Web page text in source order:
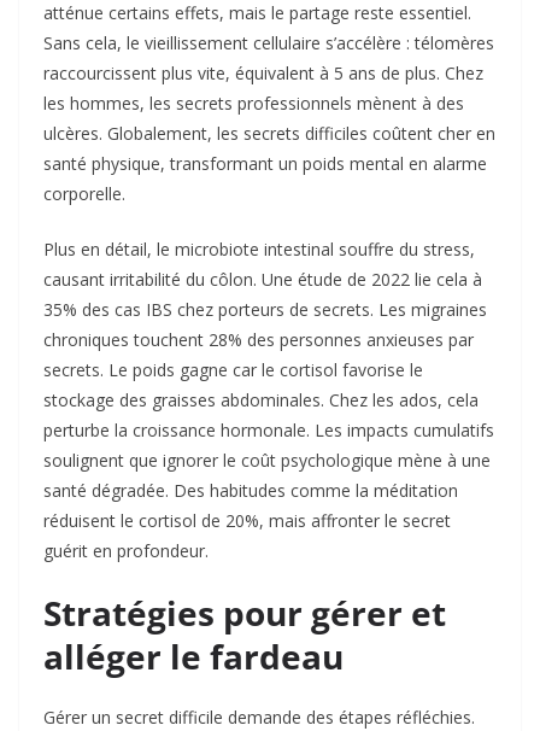
atténue certains effets, mais le partage reste essentiel.
Sans cela, le vieillissement cellulaire s’accélère : télomères
raccourcissent plus vite, équivalent à 5 ans de plus. Chez
les hommes, les secrets professionnels mènent à des
ulcères. Globalement, les secrets difficiles coûtent cher en
santé physique, transformant un poids mental en alarme
corporelle.
Plus en détail, le microbiote intestinal souffre du stress,
causant irritabilité du côlon. Une étude de 2022 lie cela à
35% des cas IBS chez porteurs de secrets. Les migraines
chroniques touchent 28% des personnes anxieuses par
secrets. Le poids gagne car le cortisol favorise le
stockage des graisses abdominales. Chez les ados, cela
perturbe la croissance hormonale. Les impacts cumulatifs
soulignent que ignorer le coût psychologique mène à une
santé dégradée. Des habitudes comme la méditation
réduisent le cortisol de 20%, mais affronter le secret
guérit en profondeur.
Stratégies pour gérer et
alléger le fardeau
Gérer un secret difficile demande des étapes réfléchies.